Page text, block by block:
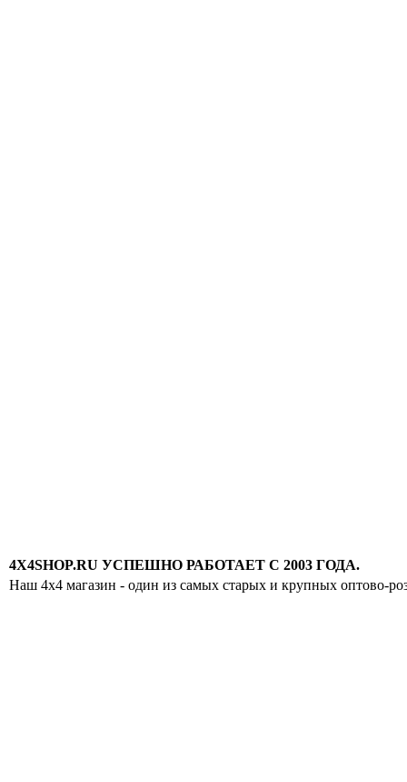
4X4SHOP.RU УСПЕШНО РАБОТАЕТ С 2003 ГОДА.
Наш 4x4 магазин - один из самых старых и крупных оптово-